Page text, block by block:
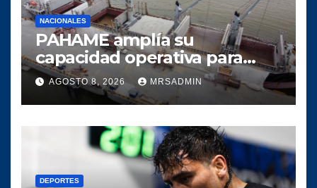
NACIONALES
PAHAME amplía su
capacidad operativa para
responder al crecimiento del
comercio marítimo
AGOSTO 8, 2026 MRSADMIN
DEPORTES